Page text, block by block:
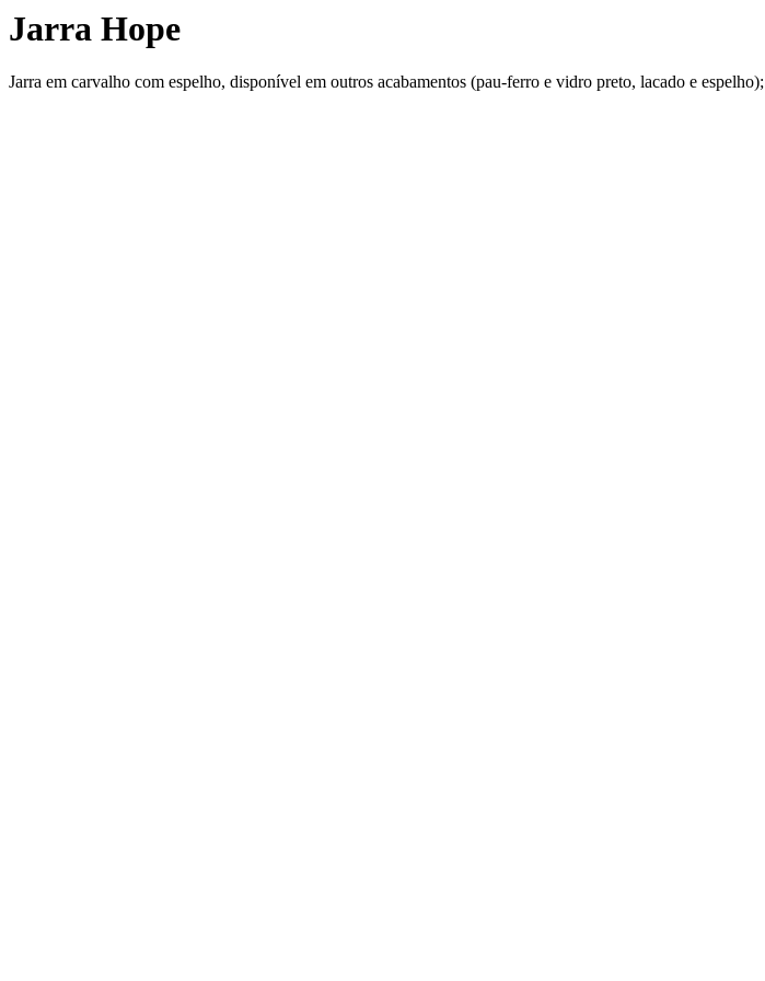
Jarra Hope
Jarra em carvalho com espelho, disponível em outros acabamentos (pau-ferro e vidro preto, lacado e espelho);